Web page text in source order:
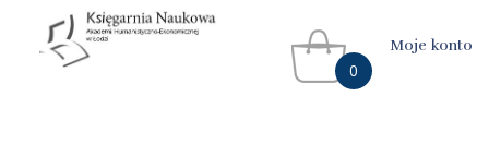
0
Moje konto